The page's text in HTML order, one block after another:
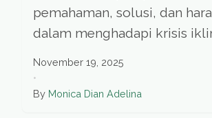
pemahaman, solusi, dan
dalam menghadapi krisis
November 19, 2025
•
By Monica Dian Adelina